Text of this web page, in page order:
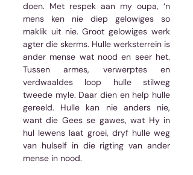
doen. Met respek aan my oupa, ‘n
mens ken nie diep gelowiges so
maklik uit nie. Groot gelowiges werk
agter die skerms. Hulle werksterrein is
ander mense wat nood en seer het.
Tussen armes, verwerptes en
verdwaaldes loop hulle stilweg
tweede myle. Daar dien en help hulle
gereeld. Hulle kan nie anders nie,
want die Gees se gawes, wat Hy in
hul lewens laat groei, dryf hulle weg
van hulself in die rigting van ander
mense in nood.